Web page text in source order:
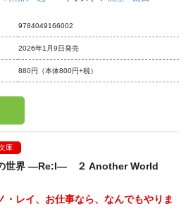
9784049166002
2026年1月9日発売
880円 （本体800円+税）
庫
世界 ―Re:I― ２ Another World
・レイ、お仕事なら、なんでもやりま